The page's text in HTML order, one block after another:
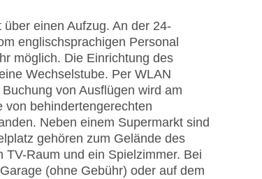
einen Aufzug. An der 24-
englischsprachigen Personal
möglich. Die Einrichtung des
Wechselstube. Per WLAN
von Ausflügen wird am
von behindertengerechten
Neben einem Supermarkt sind
gehören zum Gelände des
Raum und ein Spielzimmer. Bei
(ohne Gebühr) oder auf dem